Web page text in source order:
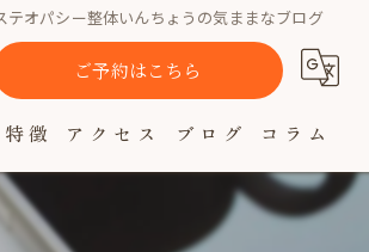
テオパシー整体いんちょうの気ままなブログ
ご予約はこちら
徴 アクセス ブログ コラム